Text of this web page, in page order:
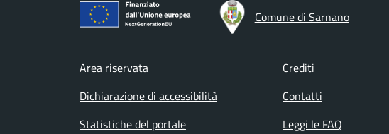
Comune di Sarnano
Footer menu
Area riservata Crediti
Dichiarazione di accessibilità
Contatti
Statistiche del portale
Leggi le FAQ